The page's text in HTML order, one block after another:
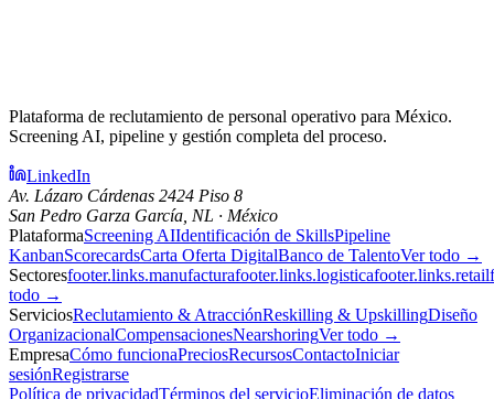
Plataforma de reclutamiento de personal operativo para México.
Screening AI, pipeline y gestión completa del proceso.
LinkedIn
Av. Lázaro Cárdenas 2424 Piso 8
San Pedro Garza García, NL · México
PlataformaScreening AIIdentificación de SkillsPipeline
KanbanScorecardsCarta Oferta DigitalBanco de TalentoVer todo →
Sectoresfooter.links.manufacturafooter.links.logisticafooter.links.retail
todo →
ServiciosReclutamiento & AtracciónReskilling & UpskillingDiseño
OrganizacionalCompensacionesNearshoringVer todo →
EmpresaCómo funcionaPreciosRecursosContactoIniciar
sesiónRegistrarse
Política de privacidadTérminos del servicioEliminación de datos